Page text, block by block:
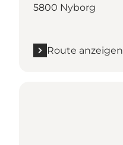
5800 Nyborg
Route anzeigen